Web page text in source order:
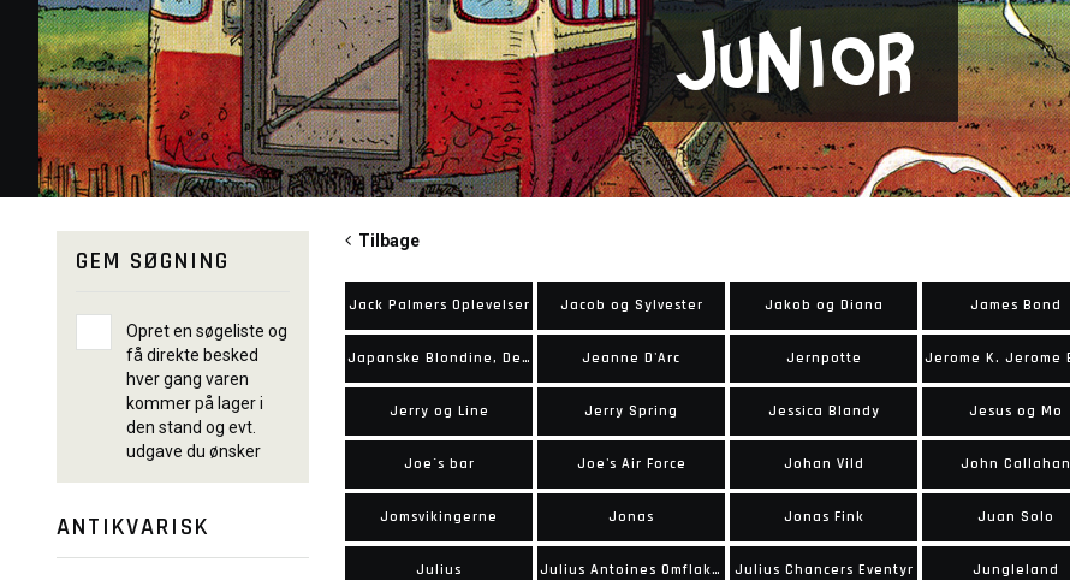
Junior
GEM SØGNING
Opret en søgeliste og
få direkte besked
hver gang varen
kommer på lager i
den stand og evt.
udgave du ønsker
ANTIKVARISK
Tilbage
Jack Palmers Oplevelser Jacob og Sylvester Jakob og Diana James Bond
Japanske Blondine, Den Jeanne D'Arc Jernpotte
Jerry og Line Jerry Spring Jessica Blandy Jesus og Mo
Joe´s bar Joe's Air Force Johan Vild John Callahan
Jomsvikingerne Jonas Jonas Fink Juan Solo
Julius Julius Antoines Omflakkende Tilværelse Julius Chancers Eventyr Jungleland